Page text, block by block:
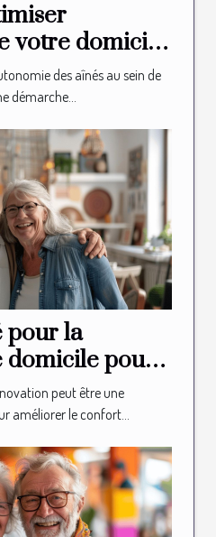
votre domicile
des aînés
des aînés au sein de
démarche...
pour la
domicile pour
peut être une
améliorer le confort...